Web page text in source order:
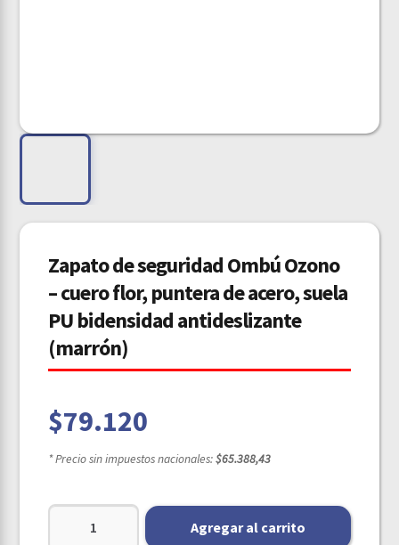
Zapato de seguridad Ombú Ozono
– cuero flor, puntera de acero, suela
PU bidensidad antideslizante
(marrón)
$79.120
* Precio sin impuestos nacionales:$65.388,43
Agregar al carrito